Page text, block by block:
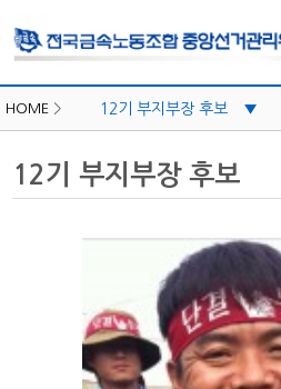
HOME > 12기 부지부장 후보 ▼
경남지부
광주전남지부
구미지부
대구지부
대전충북지부
12기 부지부장 후보